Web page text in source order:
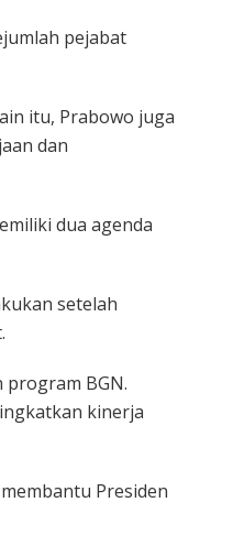
pejabat
itu, Prabowo juga
dan
dua agenda
setelah
BGN.
kinerja
Presiden